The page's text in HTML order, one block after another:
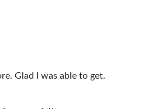
Glad I was able to get.